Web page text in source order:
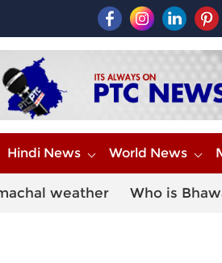
Hindi News World News
weather Who is